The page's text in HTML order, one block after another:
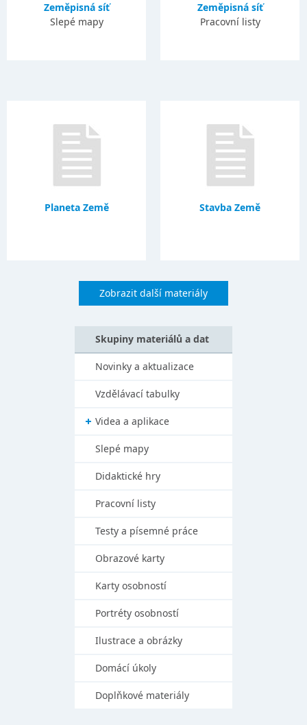
Zeměpisná síť
Slepé mapy
Zeměpisná síť
Pracovní listy
Planeta Země Stavba Země
Zobrazit další materiály
Skupiny materiálů a dat
Novinky a aktualizace
Vzdělávací tabulky
Videa a aplikace
Slepé mapy
Didaktické hry
Pracovní listy
Testy a písemné práce
Obrazové karty
Karty osobností
Portréty osobností
Ilustrace a obrázky
Domácí úkoly
Doplňkové materiály